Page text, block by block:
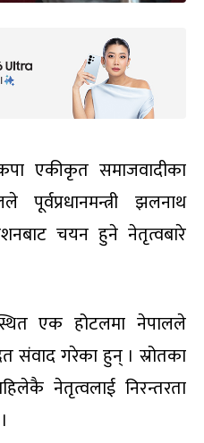
एकीकृत समाजवादीका
झलनाथ
चयन हुने नेतृत्वबारे
एक होटलमा नेपालले
संवाद गरेका हुन् । स्रोतका
नेतृत्वलाई निरन्तरता